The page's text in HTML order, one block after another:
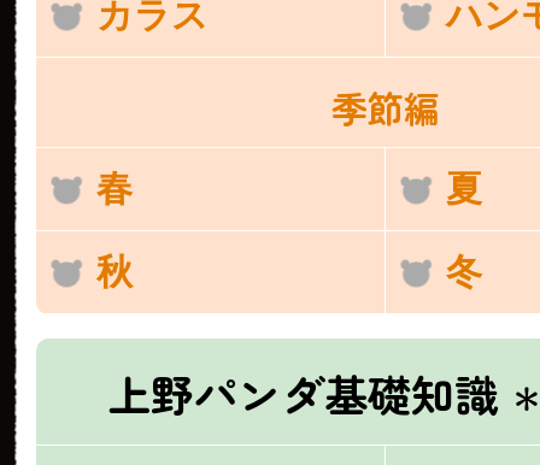
カラス ハン
季節編
春 夏
秋 冬
上野パンダ基礎知識